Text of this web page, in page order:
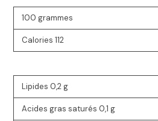
100 grammes
Calories 112
Lipides 0,2 g
Acides gras saturés 0,1 g